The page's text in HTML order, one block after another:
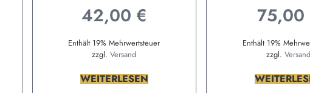
42,00 €
Enthält 19% Mehrwertsteuer
zzgl.Versand
WEITERLESEN
75,00
Enthält 19%
zzgl.Versand